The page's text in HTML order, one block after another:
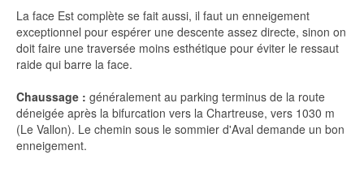
La face Est complète se fait aussi, il faut un enneigement
exceptionnel pour espérer une descente assez directe, sinon on
doit faire une traversée moins esthétique pour éviter le ressaut
raide qui barre la face.
Chaussage : généralement au parking terminus de la route
déneigée après la bifurcation vers la Chartreuse, vers 1030 m
(Le Vallon). Le chemin sous le sommier d'Aval demande un bon
enneigement.